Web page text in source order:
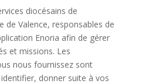
diocésains de
de Valence, responsables de
Enoria afin de gérer
et missions. Les
nous fournissez sont
donner suite à vos